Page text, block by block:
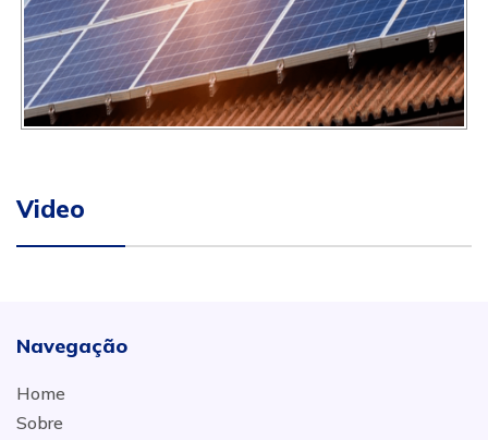
Video
Navegação
Home
Sobre